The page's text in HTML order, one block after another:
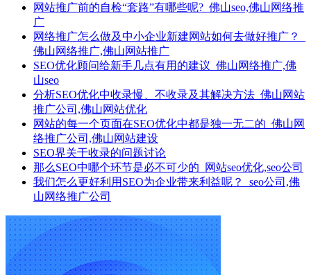
网站推广前的自检“套路”有哪些呢?_佛山seo,佛山网络推
广
网络推广怎么做及中小企业新建网站如何去做好推广？_
佛山网络推广,佛山网站推广
SEO优化顾问给新手几点有用的建议_佛山网络推广,佛
山seo
分析SEO优化中收录慢、不收录及其解决方法_佛山网站
推广公司,佛山网站优化
网站的每一个页面在SEO优化中都是独一无二的_佛山网
络推广公司,佛山网站建设
SEO界关于收录的问题讨论
那么SEO中哪个环节是必不可少的_网站seo优化,seo公司
我们怎么更好利用SEO为企业带来利益呢？_seo公司,佛
山网络推广公司